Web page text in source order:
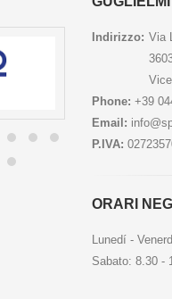
Indirizzo: Via
Phone: +39
Email:
P.IVA:
ORARI
Lunedí -
Sabato: 8.30 -